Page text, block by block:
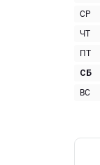
СР
ЧТ
ПТ
СБ
ВС